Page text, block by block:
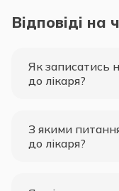
Відповіді на
Як записатись
до лікаря?
З якими
до лікаря?